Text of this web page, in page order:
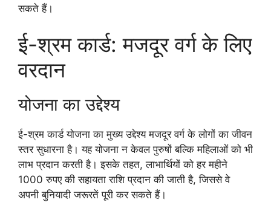
सकते हैं।
ई-श्रम कार्ड: मजदूर वर्ग के लिए
वरदान
योजना का उद्देश्य
ई-श्रम कार्ड योजना का मुख्य उद्देश्य मजदूर वर्ग के लोगों का जीवन
स्तर सुधारना है। यह योजना न केवल पुरुषों बल्कि महिलाओं को भी
लाभ प्रदान करती है। इसके तहत, लाभार्थियों को हर महीने
1000 रुपए की सहायता राशि प्रदान की जाती है, जिससे वे
अपनी बुनियादी जरूरतें पूरी कर सकते हैं।